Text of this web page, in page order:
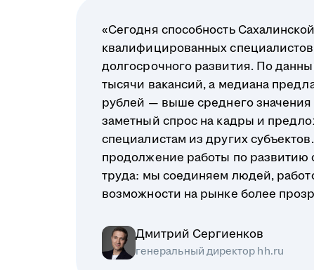
«Сегодня способность
квалифицированных
долгосрочного развития. По
тысячи вакансий, а медиана
рублей — выше среднего значения
заметный спрос на кадры и
специалистам из других
продолжение работы по
труда: мы соединяем людей,
возможности на рынке более
Дмитрий Сергиенков
генеральный директор hh.ru